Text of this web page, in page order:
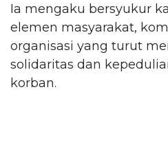
Ia mengaku bersyukur
elemen masyarakat,
organisasi yang turut
solidaritas dan
korban.